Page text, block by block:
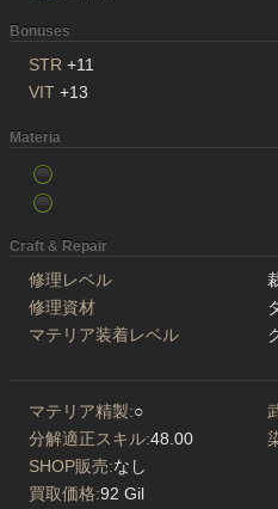
Bonuses
STR +11
VIT +13
Materia
Craft & Repair
修理レベル
修理資材
マテリア装着レベル
マテリア精製:○
分解適正スキル:48.00
SHOP販売:なし
買取価格:92 Gil